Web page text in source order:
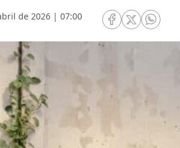
de 2026 | 07:00
RRSS Facebook
RRSSRRSS